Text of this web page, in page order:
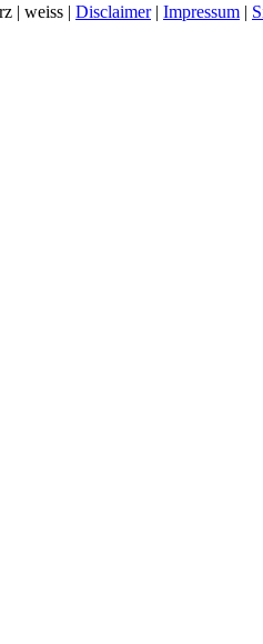
| weiss | Disclaimer| Impressum |